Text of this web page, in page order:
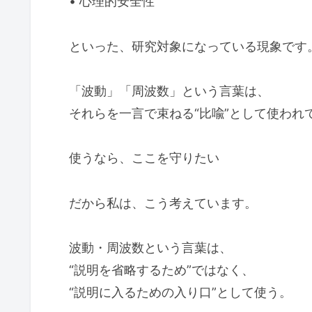
といった、研究対象になっている現象です。
「波動」「周波数」という言葉は、
それらを一言で束ねる“比喩”として使われ
使うなら、ここを守りたい
だから私は、こう考えています。
波動・周波数という言葉は、
“説明を省略するため”ではなく、
“説明に入るための入り口”として使う。